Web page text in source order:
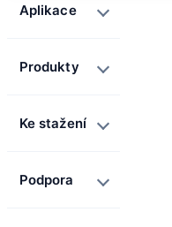
Aplikace
Produkty
Ke stažení
Podpora